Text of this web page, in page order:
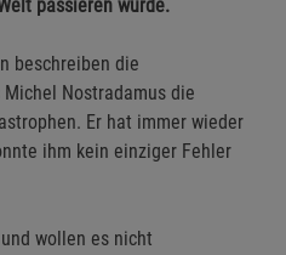
passieren würde.
beschreiben die
Nostradamus die
Er hat immer wieder
ihm kein einziger Fehler
wollen es nicht